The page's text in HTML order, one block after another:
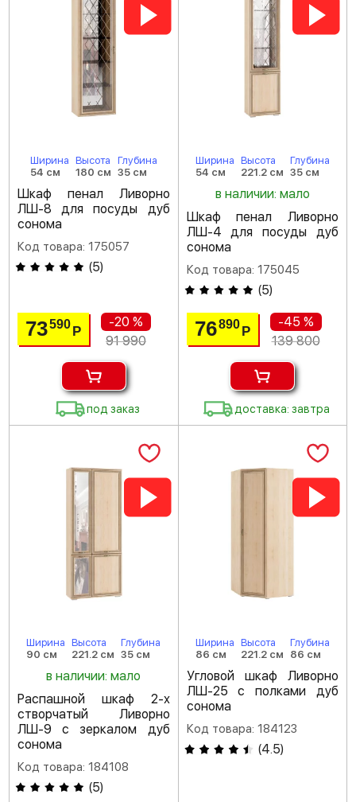
Ширина
54 см
Высота
180 см
Глубина
35 см
Шкаф пенал Ливорно
ЛШ-8 для посуды дуб
сонома
Код товара: 175057
(5)
73590Р
-20 %
91 990
под заказ
Ширина
54 см
Высота
221.2 см
Глубина
35 см
в наличии: мало
Шкаф пенал Ливорно
ЛШ-4 для посуды дуб
сонома
Код товара: 175045
(5)
76890 Р
-45 %
139 800
доставка: завтра
Ширина
90 см
Высота
221.2 см
Глубина
35 см
в наличии: мало
Распашной шкаф 2-х
створчатый Ливорно
ЛШ-9 с зеркалом дуб
сонома
Код товара: 184108
(5)
Ширина
86 см
Высота
221.2 см
Глубина
86 см
Угловой шкаф Ливорно
ЛШ-25 с полками дуб
сонома
Код товара: 184123
(4.5)